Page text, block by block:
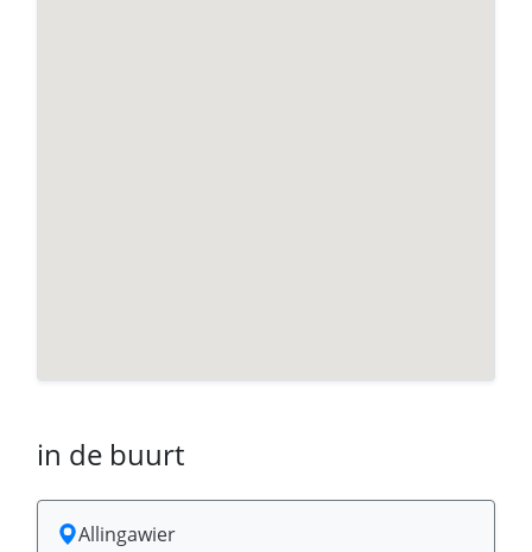
in de buurt
Allingawier